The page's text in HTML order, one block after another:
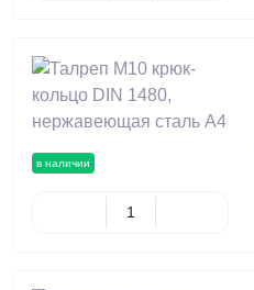
в наличии